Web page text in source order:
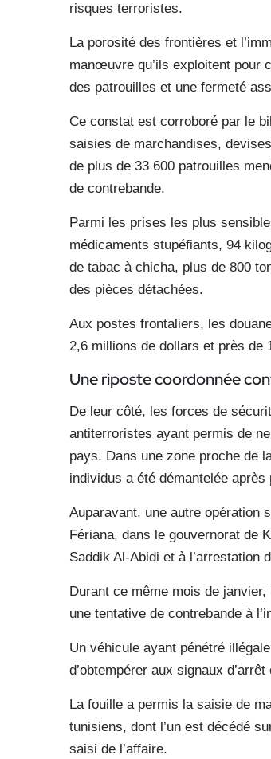
risques terroristes.
La porosité des frontières et
manœuvre qu’ils exploitent pour
des patrouilles et une fermeté
Ce constat est corroboré par le
saisies de marchandises,
de plus de 33 600 patrouilles
de contrebande.
Parmi les prises les plus
médicaments stupéfiants, 94
de tabac à chicha, plus de 800
des pièces détachées.
Aux postes frontaliers, les
2,6 millions de dollars et près de
Une riposte coordonnée
De leur côté, les forces de
antiterroristes ayant permis de
pays. Dans une zone proche de
individus a été démantelée
Auparavant, une autre opération
Fériana, dans le gouvernorat de
Saddik Al-Abidi et à l’arrestation
Durant ce même mois de
une tentative de contrebande à
Un véhicule ayant pénétré
d’obtempérer aux signaux
La fouille a permis la saisie de
tunisiens, dont l’un est décédé
saisi de l’affaire.